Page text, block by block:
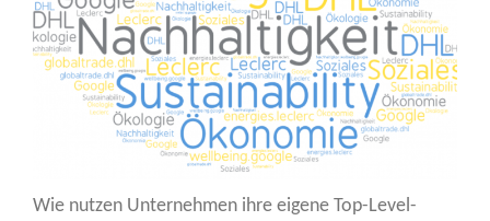
Wie nut­zen Unter­neh­men ihre eige­ne Top-Level-